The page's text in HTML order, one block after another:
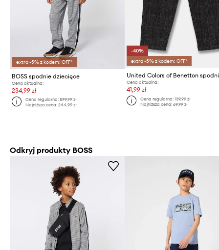
extra -5% z kodem: OFF*
BOSS spodnie dziecięce
Cena aktualna:
234,99 zł
Cena regularna:599,99 zł
Najniższa cena:244,99 zł
-40%
extra -5% z kodem: OFF*
Cena aktualna:
41,99 zł
Cena regularna: 139,99 zł
Najniższa cena: 69,99 zł
Odkryj produkty BOSS